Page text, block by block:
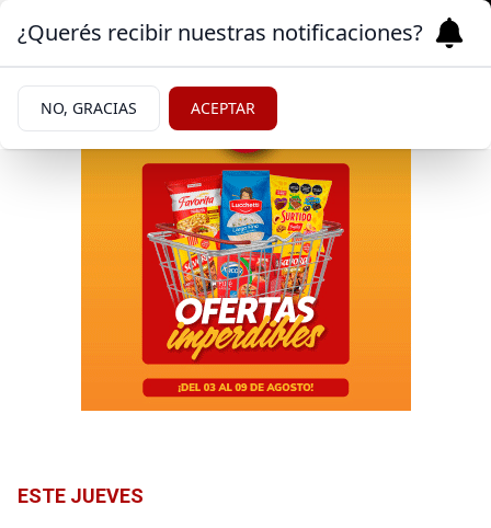
ESTE JUEVES
¿Querés recibir nuestras notificaciones?
NO, GRACIAS ACEPTAR